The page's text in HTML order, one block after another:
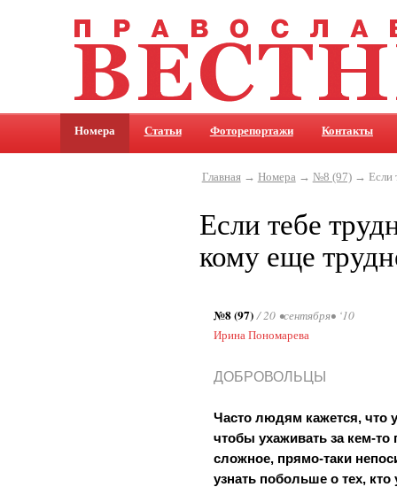
Номера Статьи Фоторепортажи Контакты
Главная→ Номера → №8 (97)→ Если
Если тебе
кому еще
№8 (97) / 20 •сентября• ‘10
Ирина Пономарева
ДОБРОВОЛЬЦЫ
Часто людям кажется, что
чтобы ухаживать за кем-
сложное, прямо-таки
узнать побольше о тех,